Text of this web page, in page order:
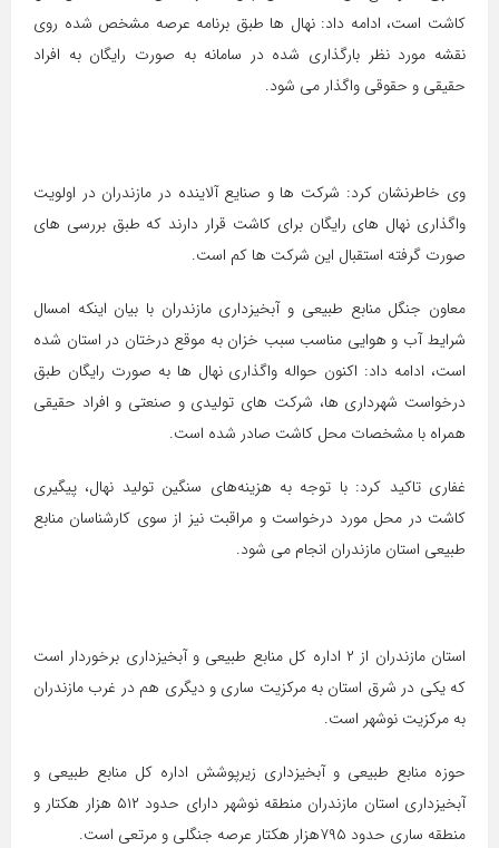
کاشت است، ادامه داد: نهال ها طبق برنامه عرصه مشخص شده روی
نقشه مورد نظر بارگذاری شده در سامانه به صورت رایگان به افراد
حقیقی و حقوقی واگذار می شود.
وی خاطرنشان کرد: شرکت ها و صنایع آلاینده در مازندران در اولویت
واگذاری نهال های رایگان برای کاشت قرار دارند که طبق بررسی های
صورت گرفته استقبال این شرکت ها کم است.
معاون جنگل منابع طبیعی و آبخیزداری مازندران با بیان اینکه امسال
شرایط آب و هوایی مناسب سبب خزان به موقع درختان در استان شده
است، ادامه داد: اکنون حواله واگذاری نهال ها به صورت رایگان طبق
درخواست شهرداری ها، شرکت های تولیدی و صنعتی و افراد حقیقی
همراه با مشخصات محل کاشت صادر شده است.
غفاری تاکید کرد: با توجه به هزینه‌های سنگین تولید نهال، پیگیری
کاشت در محل مورد درخواست و مراقبت نیز از سوی کارشناسان منابع
طبیعی استان مازندران انجام می شود.
استان مازندران از ۲ اداره کل منابع طبیعی و آبخیزداری برخوردار است
که یکی در شرق استان به مرکزیت ساری و دیگری هم در غرب مازندران
به مرکزیت نوشهر است.
حوزه منابع طبیعی و آبخیزداری زیرپوشش اداره کل منابع طبیعی و
آبخیزداری استان مازندران منطقه نوشهر دارای حدود ۵۱۲ هزار هکتار و
منطقه ساری حدود ۷۹۵هزار هکتار عرصه جنگلی و مرتعی است.